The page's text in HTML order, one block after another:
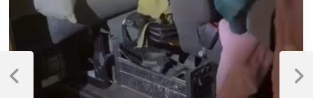
Навігація
записів
Previous
Next